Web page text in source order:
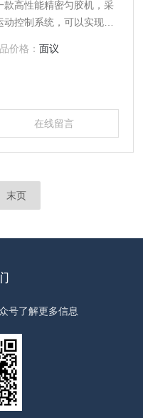
高性能精密匀胶机，采
控制系统，可以实现高
、加速度、转动时间、
。
价格： 面议
在线留言
末页
号了解更多信息